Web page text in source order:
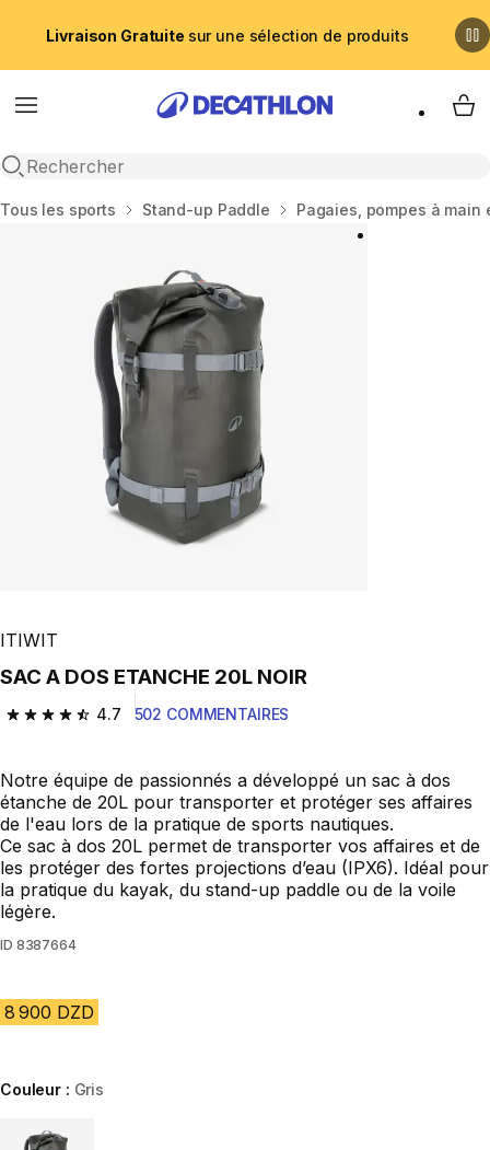
Livraison Gratuite sur une sélection de produits
Menu
Recherche ouverte
My
Accueil
Tous les sports Stand-up Paddle Pagaies, pompes à main
ITIWIT
SAC A DOS ETANCHE 20L NOIR
4.7
4.7 out of 5 stars from 502 reviews
502 COMMENTAIRES
Notre équipe de passionnés a développé un sac à dos
étanche de 20L pour transporter et protéger ses affaires
de l'eau lors de la pratique de sports nautiques.
Ce sac à dos 20L permet de transporter vos affaires et de
les protéger des fortes projections d’eau (IPX6). Idéal pour
la pratique du kayak, du stand-up paddle ou de la voile
légère.
ID 8387664
8 900 DZD
Couleur : Gris
Choose a variant